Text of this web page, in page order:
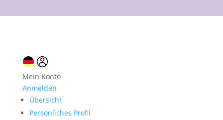
Mein Konto
Anmelden
Übersicht
Persönliches Profil